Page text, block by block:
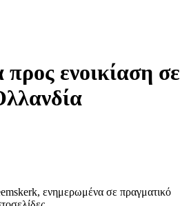
ενοικίαση σε
ενημερωμένα σε πραγματικό